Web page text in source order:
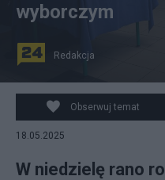
Gniezno, 18.05.2025.
Okręgowa Komisja
Trwa głosowanie w I
jego zakończenia
wyborczym
Redakcja
Obserwuj temat
18.05.2025
W niedzielę rano